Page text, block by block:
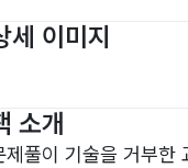
세 이미지
소개
제풀이 기술을 거부한